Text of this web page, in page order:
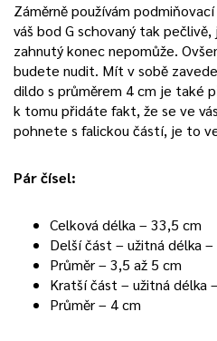
Záměrně používám
váš bod G schovaný tak
zahnutý konec nepomůže.
budete nudit. Mít v sobě
dildo s průměrem 4 cm je také
k tomu přidáte fakt, že se ve vás
pohnete s falickou částí, je to
Pár čísel:
Celková délka – 33,5 cm
Delší část – užitná délka –
Průměr – 3,5 až 5 cm
Kratší část – užitná délka
Průměr – 4 cm